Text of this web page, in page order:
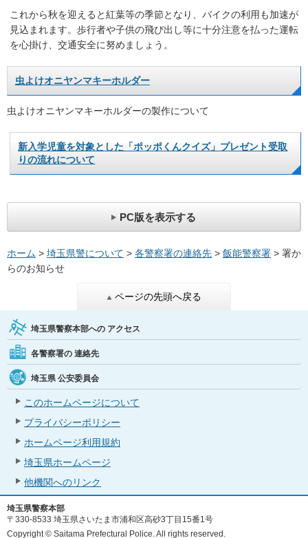
これから秋を迎えると紅葉等の季節となり、バイクの利用も加速が
見込まれます。歩行者や子供の飛び出し等に十分注意を払った運転
を心掛け、交通安全に努めましょう。
虫よけオニヤンマキーホルダー
虫よけオニヤンマキーホルダーの製作について
新入学児童を対象とした「ポッポくんクイズ」プレゼント受取
りの流れについて
PC版を表示する
ホーム > 埼玉県警について > 各警察署の連絡先 > 飯能警察署 > 署か
らのお知らせ
ページの先頭へ戻る
埼玉県警察本部への アクセス
各警察署の 連絡先
埼玉県 公安委員会
このホームページについて
プライバシーポリシー
ホームページ利用規約
埼玉県ホームページ
他機関へのリンク
埼玉県警察本部
〒330-8533 埼玉県さいたま市浦和区高砂3丁目15番1号
Copyright © Saitama Prefectural Police. All rights reserved.